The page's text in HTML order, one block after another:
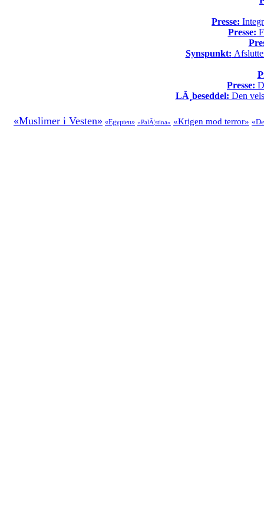
Presse:
Presse:
Synspunkt:
Presse:
LÃ¸beseddel: Den
«Muslimer i Vesten» «Egypten» «PalÃ¦stina» «Krigen mod terror»